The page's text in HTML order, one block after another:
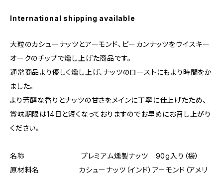
International shipping available
大粒のカシューナッツとアーモンド、ピーカンナッツをウイスキー
オークのチップで燻し上げた商品です。
通常商品より優しく燻し上げ、ナッツのローストにもより時間をか
ました。
より芳醇な香りとナッツの甘さをメインに丁寧に仕上げたため、
賞味期限は14日と短くなっておりますのでお早めにお召し上がり
ください。
名称 プレミアム燻製ナッツ 90g入り（袋）
原材料名 カシューナッツ（インド）アーモンド（アメリ